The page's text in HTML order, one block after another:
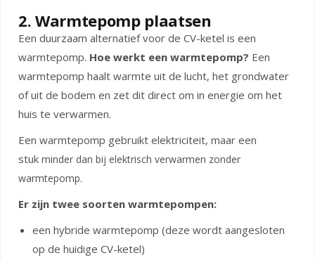
2. Warmtepomp plaatsen
Een duurzaam alternatief voor de CV-ketel is een
warmtepomp. Hoe werkt een warmtepomp? Een
warmtepomp haalt warmte uit de lucht, het grondwater
of uit de bodem en zet dit direct om in energie om het
huis te verwarmen.
Een warmtepomp gebruikt elektriciteit, maar een
stuk minder dan bij elektrisch verwarmen zonder
warmtepomp.
Er zijn twee soorten warmtepompen:
een hybride warmtepomp (deze wordt aangesloten
op de huidige CV-ketel)